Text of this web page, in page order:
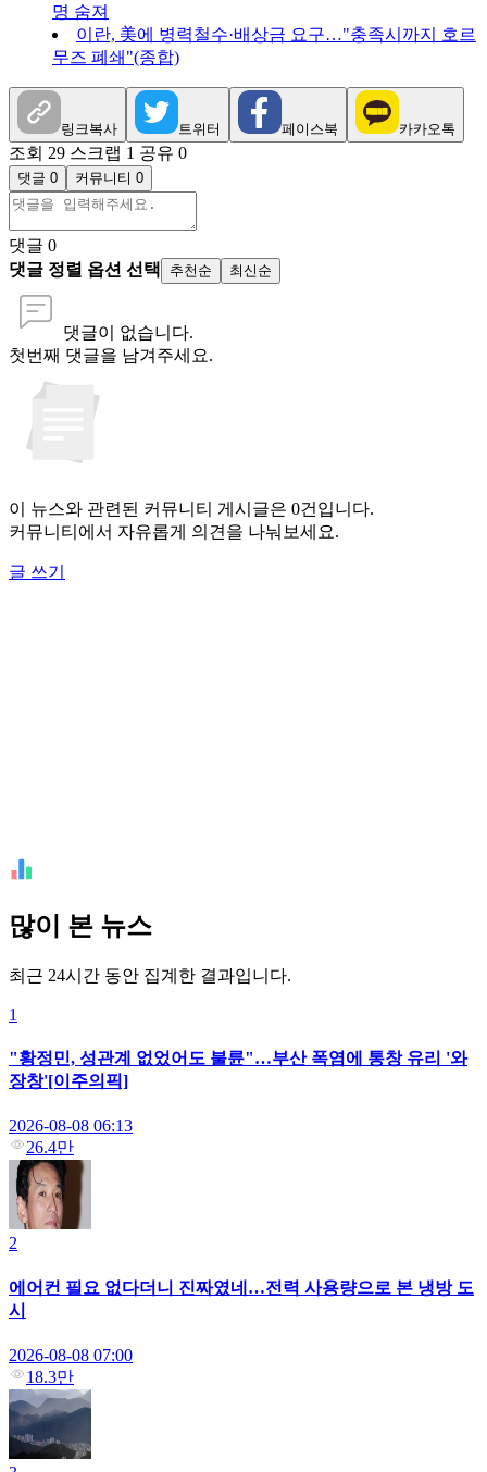
명 숨져
이란, 美에 병력철수·배상금 요구…"충족시까지 호르
무즈 폐쇄"(종합)
링크복사 트위터 페이스북 카카오톡
조회 29 스크랩 1 공유 0
댓글 0 커뮤니티 0
댓글 0
댓글 정렬 옵션 선택
추천순 최신순
댓글이 없습니다.
첫번째 댓글을 남겨주세요.
이 뉴스와 관련된 커뮤니티 게시글은 0건입니다.
커뮤니티에서 자유롭게 의견을 나눠보세요.
글 쓰기
많이 본 뉴스
최근 24시간 동안 집계한 결과입니다.
1
"황정민, 성관계 없었어도 불륜"…부산 폭염에 통창 유리 '와
장창'[이주의픽]
2026-08-08 06:13
26.4만
2
에어컨 필요 없다더니 진짜였네…전력 사용량으로 본 냉방 도
시
2026-08-08 07:00
18.3만